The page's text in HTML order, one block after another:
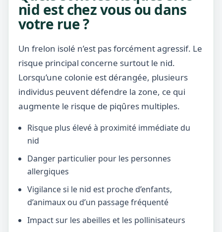
nid est chez vous ou dans
votre rue ?
Un frelon isolé n’est pas forcément agressif. Le
risque principal concerne surtout le nid.
Lorsqu’une colonie est dérangée, plusieurs
individus peuvent défendre la zone, ce qui
augmente le risque de piqûres multiples.
Risque plus élevé à proximité immédiate du
nid
Danger particulier pour les personnes
allergiques
Vigilance si le nid est proche d’enfants,
d’animaux ou d’un passage fréquenté
Impact sur les abeilles et les pollinisateurs